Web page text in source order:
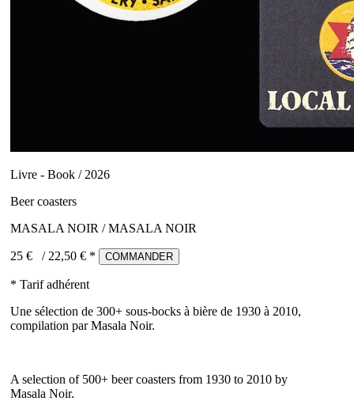
Livre - Book / 2026
Beer coasters
MASALA NOIR / MASALA NOIR
25 € / 22,50 € * COMMANDER
* Tarif adhérent
Une sélection de 300+ sous-bocks à bière de 1930 à 2010,
compilation par Masala Noir.
A selection of 500+ beer coasters from 1930 to 2010 by
Masala Noir.